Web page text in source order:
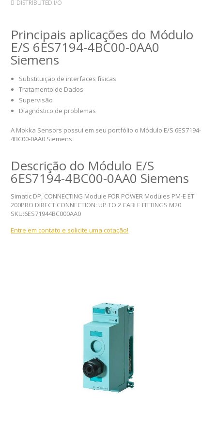
DISTRIBUTED I/O
Principais aplicações do Módulo
E/S 6ES7194-4BC00-0AA0
Siemens
Substituição de interfaces físicas
Tratamento de Dados
Supervisão
Diagnóstico de problemas
A Mokka Sensors possui em seu portfólio o Módulo E/S 6ES7194-
4BC00-0AA0 Siemens
Descrição do Módulo E/S
6ES7194-4BC00-0AA0 Siemens
Simatic DP, CONNECTING Module FOR POWER Modules PM-E ET
200PRO DIRECT CONNECTION: UP TO 2 CABLE FITTINGS M20
SKU:6ES71944BC000AA0
Entre em contato e solicite uma cotação!